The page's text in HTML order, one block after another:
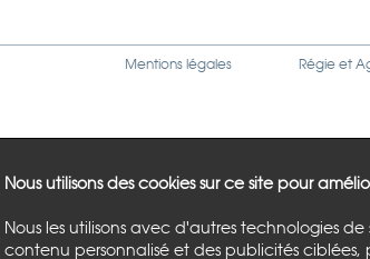
Mentions légales Régie et
Nous utilisons des cookies sur ce site pour
Nous les utilisons avec d'autres technologies
contenu personnalisé et des publicités